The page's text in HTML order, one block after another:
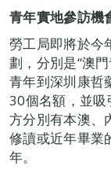
青年實地參訪機
勞工局即將於今
劃，分別是“澳
青年到深圳康哲
30個名額，並
方分別有本澳、
修讀或近年畢業
年。